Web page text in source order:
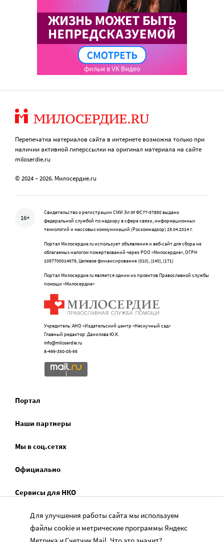
Перепечатка материалов сайта в интернете возможна только при
наличии активной гиперссылки на оригинал материала на сайте
miloserdie.ru
© 2024 – 2026. Милосердие.ru
16+
Свидетельство о регистрации СМИ Эл № ФС77-57850 выдано
федеральной службой по надзору в сфере связи, информационных
технологий и массовых коммуникаций (Роскомнадзор) 25.04.2014 г.
Портал Милосердие.ru использует объявления и веб-сайт для сбора не
облагаемых налогом пожертвований через РОО «Милосердие», ОГРН
1057700014679, Целевое финансирование (010), (140), (171)
Портал Милосердие.ru является одним из проектов Православной службы
помощи «Милосердие»
Учредитель: АНО «Издательский центр «Нескучный сад»
Главный редактор: Данилова Ю.К.
info@miloserdie.ru
8-499-350-05-95
Портал
Наши партнеры
Мы в соц.сетях
Официально
Сервисы для НКО
Спецпроекты
Социальное служение
Для улучшения работы сайта мы используем
файлы cookie и метрические программы Яндекс